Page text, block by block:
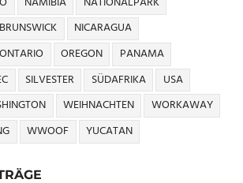
NICARAGUA
ONTARIO OREGON
PANAMA
SILVESTER SÜDAFRIKA
USA
WEIHNACHTEN
WORKAWAY
WWOOF YUCATAN